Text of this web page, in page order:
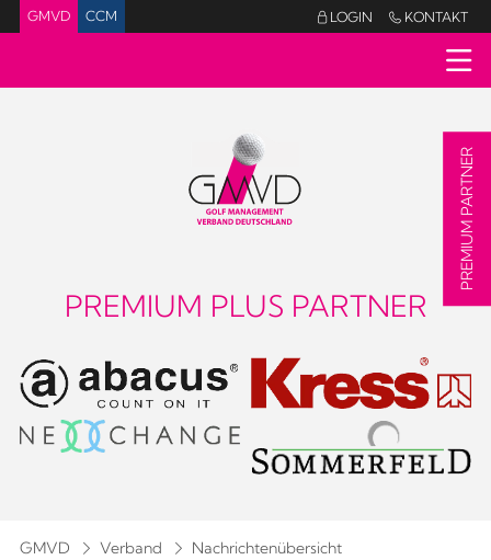
GMVD CCM LOGIN  KONTAKT
PREMIUM PLUS PARTNER
GMVD Verband Nachrichtenübersicht
PREMIUM PARTNER